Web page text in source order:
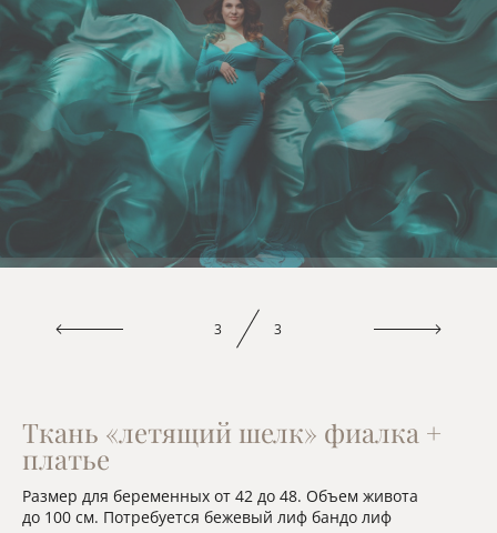
3 3
Ткань «летящий шелк» фиалка +
платье
Размер для беременных от 42 до 48. Объем живота
до 100 см. Потребуется бежевый лиф бандо лиф